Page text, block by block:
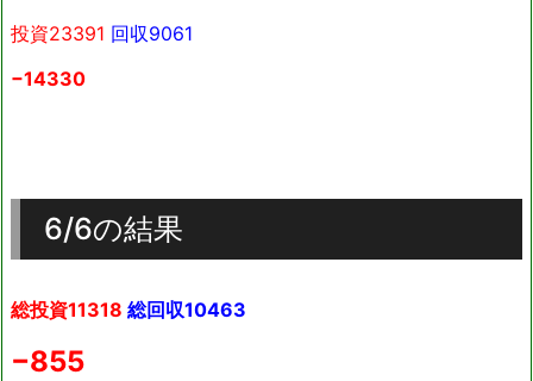
投資23391 回収9061
−14330
6/6の結果
総投資11318 総回収10463
−855